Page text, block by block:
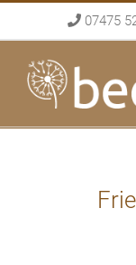
to
content
07475